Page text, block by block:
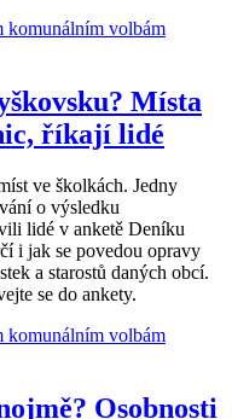
Místa
říkají lidé
ve školkách. Jedny
o výsledku
lidé v anketě Deníku
i jak se povedou opravy
a starostů daných obcí.
se do ankety.
Osobnosti